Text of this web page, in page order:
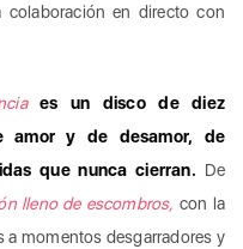
en directo con
es un disco de diez
amor y de desamor, de
que nunca cierran. De
lleno de escombros, con la
a momentos desgarradores y